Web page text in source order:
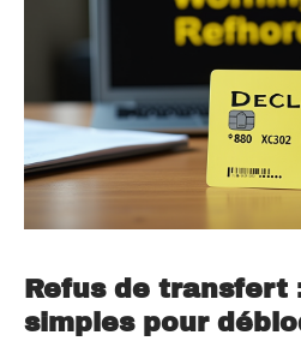
Refus de transfert
simples pour